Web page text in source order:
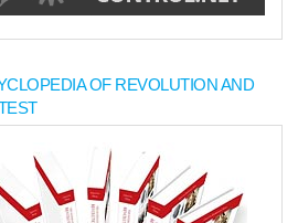
OF REVOLUTION AND